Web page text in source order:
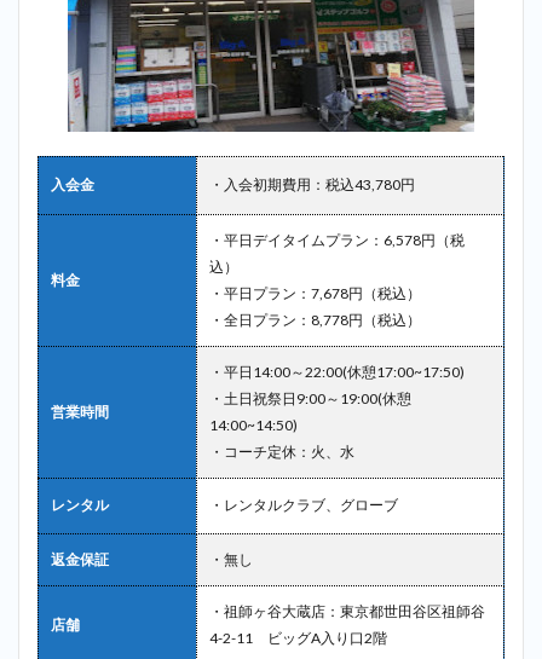
入会金 ・入会初期費用：税込43,780円
料金
・平日デイタイムプラン：6,578円（税
込）
・平日プラン：7,678円（税込）
・全日プラン：8,778円（税込）
営業時間
・平日14:00～22:00(休憩17:00~17:50)
・土日祝祭日9:00～19:00(休憩
14:00~14:50)
・コーチ定休：火、水
レンタル ・レンタルクラブ、グローブ
返金保証 ・無し
店舗
・祖師ヶ谷大蔵店：東京都世田谷区祖師谷
4-2-11 ビッグA入り口2階